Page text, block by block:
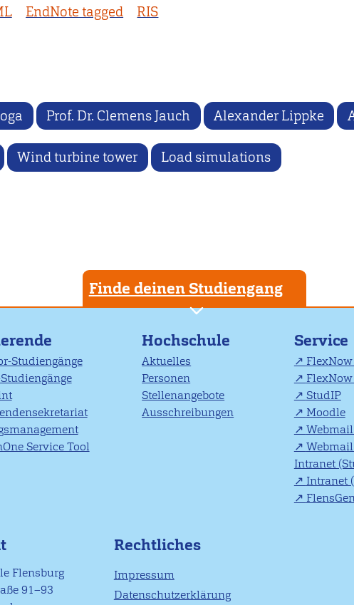
EndNote tagged RIS
Prof. Dr. Clemens Jauch Alexander Lippke
Wind turbine tower Load simulations
Finde deinen Studiengang
Studiengänge
Service Tool
Hochschule
Aktuelles
Personen
Stellenangebote
Ausschreibungen
Service
StudIP
Moodle
Intranet
Intranet
Flensburg
91–93
Rechtliches
Impressum
Datenschutzerklärung